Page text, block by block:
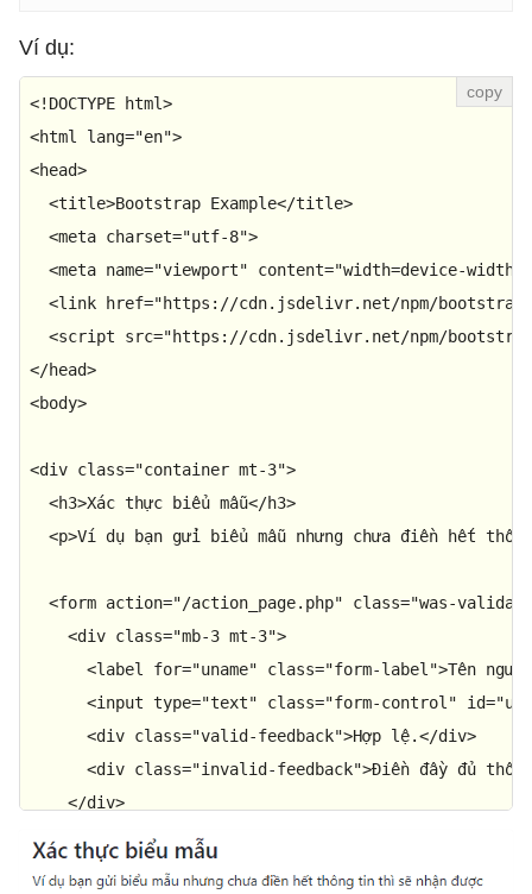
Ví dụ:
<!DOCTYPE html>
<html lang="en">
<head>
<title>Bootstrap Example</title>
<meta charset="utf-8">
<meta name="viewport" content="width=device-
<link href="https://cdn.jsdelivr.net/npm/
<script src="https://cdn.jsdelivr.net/npm/
</head>
<body>
<div class="container mt-3">
<h3>Xác thực biểu mẫu</h3>
<p>Ví dụ bạn gửi biểu mẫu nhưng chưa điền hết
<form action="/action_page.php" class="was-
<div class="mb-3 mt-3">
<label for="uname" class="form-label">Tên
<input type="text" class="form-control" id=
<div class="valid-feedback">Hợp lệ.</div>
<div class="invalid-feedback">Điền đầy đủ
</div>
class "mb-3"
for